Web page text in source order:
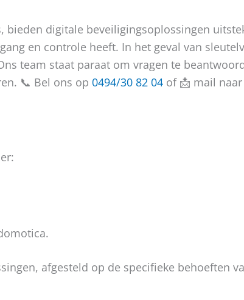
bieden digitale beveiligingsoplossingen
en controle heeft. In het geval van
team staat paraat om vragen te
📞 Bel ons op 0494/30 82 04 of 📩 mail naar
afgesteld op de specifieke behoeften